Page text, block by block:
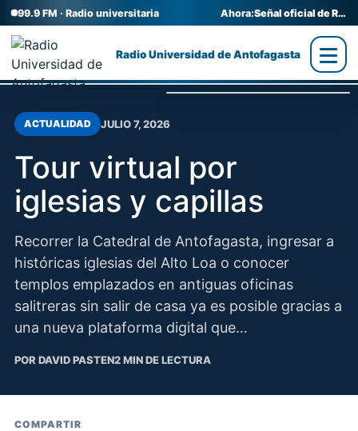
99.9 FM · Radio universitaria Ahora: Señal oficial de Radio UA
Radio Universidad de Antofagasta
ACTUALIDAD JULIO 7, 2026
Tour virtual por
iglesias y capillas
Recorrer la Catedral de Antofagasta, ingresar a
históricas iglesias del Alto Loa o conocer
templos emplazados en antiguas oficinas
salitreras sin salir de casa ya es posible gracias a
una nueva plataforma digital que…
POR DAVID PASTEN2 MIN DE LECTURA
COMPARTIR